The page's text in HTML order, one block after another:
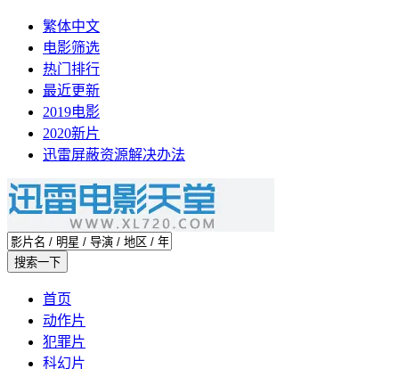
繁体中文
电影筛选
热门排行
最近更新
2019电影
2020新片
迅雷屏蔽资源解决办法
首页
动作片
犯罪片
科幻片